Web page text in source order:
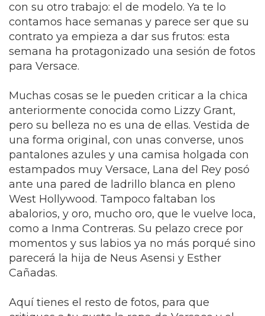
con su otro trabajo: el de modelo. Ya te lo
contamos hace semanas y parece ser que su
contrato ya empieza a dar sus frutos: esta
semana ha protagonizado una sesión de fotos
para Versace.
Muchas cosas se le pueden criticar a la chica
anteriormente conocida como Lizzy Grant,
pero su belleza no es una de ellas. Vestida de
una forma original, con unas converse, unos
pantalones azules y una camisa holgada con
estampados muy Versace, Lana del Rey posó
ante una pared de ladrillo blanca en pleno
West Hollywood. Tampoco faltaban los
abalorios, y oro, mucho oro, que le vuelve loca,
como a Inma Contreras. Su pelazo crece por
momentos y sus labios ya no más porqué sino
parecerá la hija de Neus Asensi y Esther
Cañadas.
Aquí tienes el resto de fotos, para que